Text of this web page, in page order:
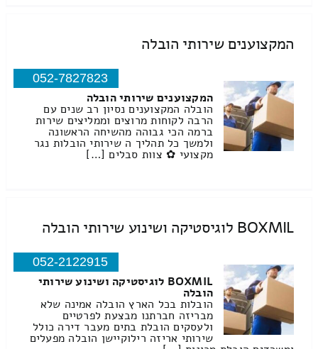
המקצוענים שירותי הובלה
052-7827823
המקצוענים שירותי הובלה
הובלה המקצוענים נסיון רב שנים עם
הרבה לקוחות מרוצים וממליצים שירות
ברמה הכי גבוהה מהשיחה הראשונה
ולמשך כל תהליך ה שירותי הובלות נגר
מקצועי ✿ צוות סבלים […]
BOXMIL לוגיסטיקה ושינוע שירותי הובלה
052-2122915
BOXMIL לוגיסטיקה ושינוע שירותי
הובלה
הובלות בכל הארץ הובלה אמינה שלא
מבריזה חברתנו מבצעת לפרטיים
ולעסקים הובלת בתים מעבר דירה כולל
שירותי אריזה רילוקיישן הובלה מפעלים